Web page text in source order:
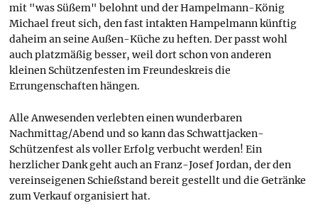
mit "was Süßem" belohnt und der Hampelmann-König
Michael freut sich, den fast intakten Hampelmann künftig
daheim an seine Außen-Küche zu heften. Der passt wohl
auch platzmäßig besser, weil dort schon von anderen
kleinen Schützenfesten im Freundeskreis die
Errungenschaften hängen.
Alle Anwesenden verlebten einen wunderbaren
Nachmittag/Abend und so kann das Schwattjacken-
Schützenfest als voller Erfolg verbucht werden! Ein
herzlicher Dank geht auch an Franz-Josef Jordan, der den
vereinseigenen Schießstand bereit gestellt und die Getränke
zum Verkauf organisiert hat.